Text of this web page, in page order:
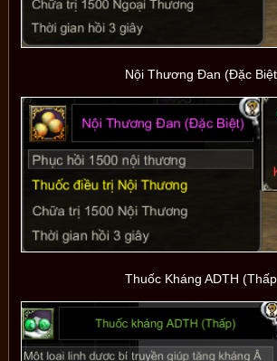
Nội Thương Đan (Đặc
Thuốc Kháng ADTH